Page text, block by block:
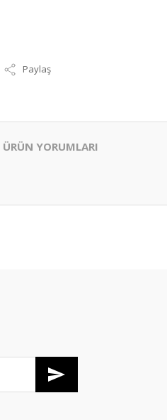
Paylaş
ÜRÜN YORUMLARI